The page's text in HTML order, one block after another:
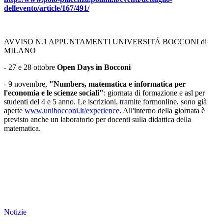
dellevento/article/167/491/
AVVISO N.1 APPUNTAMENTI UNIVERSITÁ BOCCONI di
MILANO
- 27 e 28 ottobre Open Days in Bocconi
- 9 novembre, "Numbers, matematica e informatica per
l'economia e le scienze sociali": giornata di formazione e asl per
studenti del 4 e 5 anno. Le iscrizioni, tramite formonline, sono già
aperte www.unibocconi.it/experience. All'interno della giornata è
previsto anche un laboratorio per docenti sulla didattica della
matematica.
Notizie